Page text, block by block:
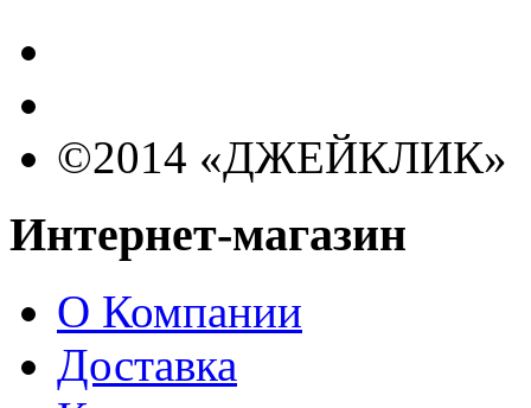
©2014 «ДЖЕЙКЛИК»
Интернет-магазин
О Компании
Доставка